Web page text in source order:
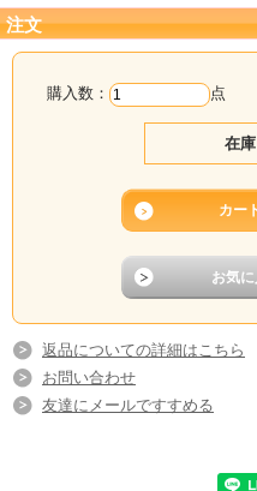
注文
購入数： 点
在庫
返品についての詳細はこちら
お問い合わせ
友達にメールですすめる